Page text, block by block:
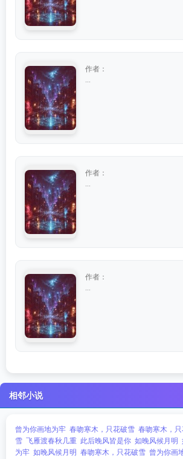
作者：
作者：
作者：
相邻小说
曾为你画地为牢 春吻寒木，只花破雪 春吻寒木，
雪 飞雁渡春秋几重 此后晚风皆是你 如晚风候月明
为牢 如晚风候月明 春吻寒木，只花破雪 曾为你画